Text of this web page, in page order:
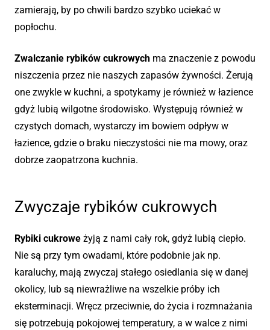
zamierają, by po chwili bardzo szybko uciekać w
popłochu.
Zwalczanie rybików cukrowych ma znaczenie z powodu
niszczenia przez nie naszych zapasów żywności. Żerują
one zwykle w kuchni, a spotykamy je również w łazience
gdyż lubią wilgotne środowisko. Występują również w
czystych domach, wystarczy im bowiem odpływ w
łazience, gdzie o braku nieczystości nie ma mowy, oraz
dobrze zaopatrzona kuchnia.
Zwyczaje rybików cukrowych
Rybiki cukrowe żyją z nami cały rok, gdyż lubią ciepło.
Nie są przy tym owadami, które podobnie jak np.
karaluchy, mają zwyczaj stałego osiedlania się w danej
okolicy, lub są niewrażliwe na wszelkie próby ich
eksterminacji. Wręcz przeciwnie, do życia i rozmnażania
się potrzebują pokojowej temperatury, a w walce z nimi